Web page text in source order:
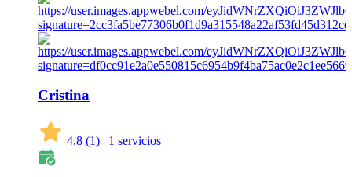
Cristina
4,8 (1) | 1 servicios